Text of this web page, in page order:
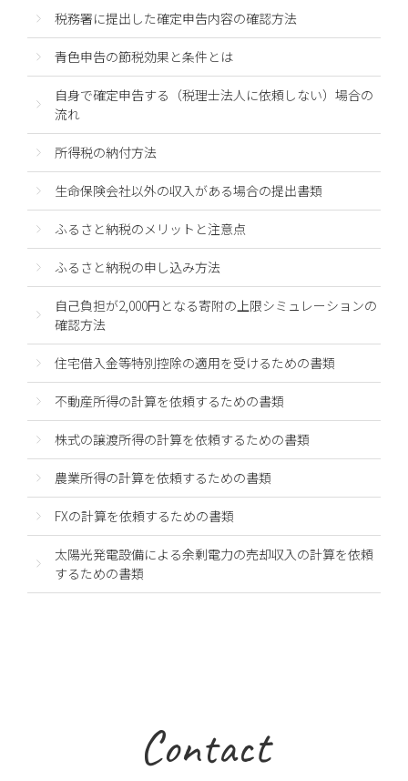
税務署に提出した確定申告内容の確認方法
青色申告の節税効果と条件とは
自身で確定申告する（税理士法人に依頼しない）場合の
流れ
所得税の納付方法
生命保険会社以外の収入がある場合の提出書類
ふるさと納税のメリットと注意点
ふるさと納税の申し込み方法
自己負担が2,000円となる寄附の上限シミュレーションの
確認方法
住宅借入金等特別控除の適用を受けるための書類
不動産所得の計算を依頼するための書類
株式の譲渡所得の計算を依頼するための書類
農業所得の計算を依頼するための書類
FXの計算を依頼するための書類
太陽光発電設備による余剰電力の売却収入の計算を依頼
するための書類
Contact